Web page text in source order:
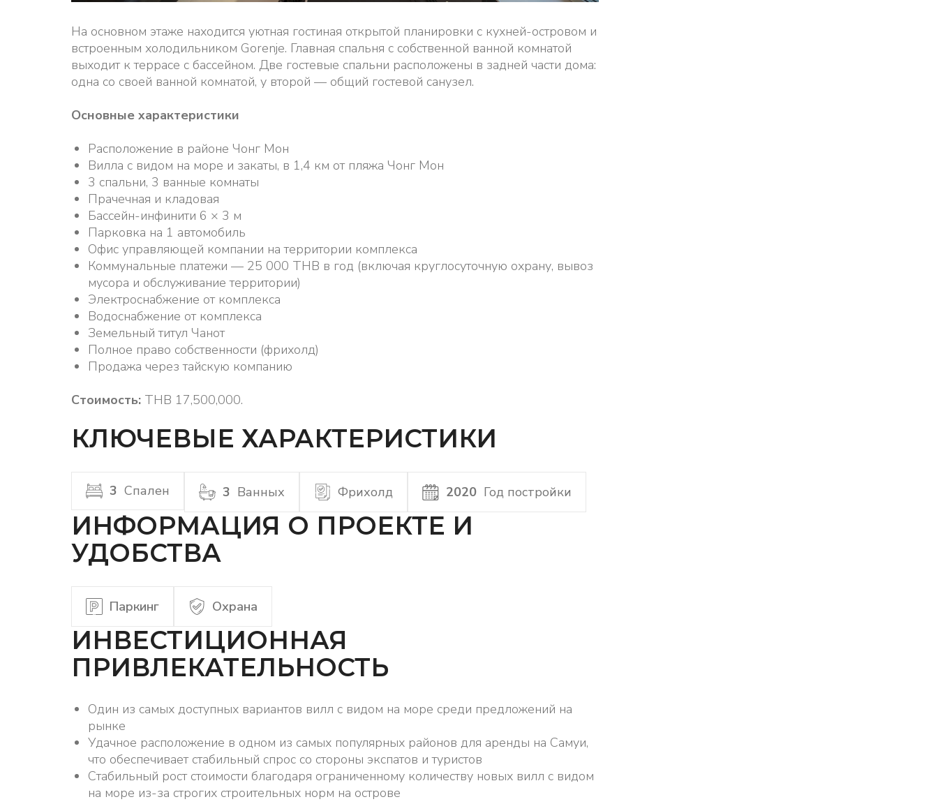
На основном этаже находится уютная гостиная открытой планировки с кухней-островом и
встроенным холодильником Gorenje. Главная спальня с собственной ванной комнатой
выходит к террасе с бассейном. Две гостевые спальни расположены в задней части дома:
одна со своей ванной комнатой, у второй — общий гостевой санузел.
Основные характеристики
Расположение в районе Чонг Мон
Вилла с видом на море и закаты, в 1,4 км от пляжа Чонг Мон
3 спальни, 3 ванные комнаты
Прачечная и кладовая
Бассейн-инфинити 6 × 3 м
Парковка на 1 автомобиль
Офис управляющей компании на территории комплекса
Коммунальные платежи — 25 000 THB в год (включая круглосуточную охрану, вывоз
мусора и обслуживание территории)
Электроснабжение от комплекса
Водоснабжение от комплекса
Земельный титул Чанот
Полное право собственности (фрихолд)
Продажа через тайскую компанию
Стоимость: THB 17,500,000.
КЛЮЧЕВЫЕ ХАРАКТЕРИСТИКИ
3 Спален 3 Ванных Фрихолд 2020 Год постройки
ИНФОРМАЦИЯ О ПРОЕКТЕ И
УДОБСТВА
Паркинг Охрана
ИНВЕСТИЦИОННАЯ
ПРИВЛЕКАТЕЛЬНОСТЬ
Один из самых доступных вариантов вилл с видом на море среди предложений на
рынке
Удачное расположение в одном из самых популярных районов для аренды на Самуи,
что обеспечивает стабильный спрос со стороны экспатов и туристов
Стабильный рост стоимости благодаря ограниченному количеству новых вилл с видом
на море из-за строгих строительных норм на острове